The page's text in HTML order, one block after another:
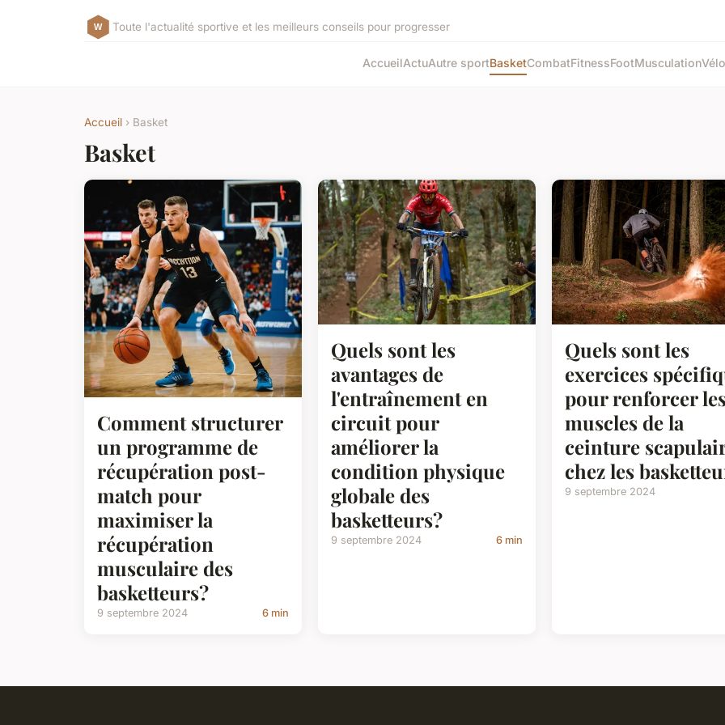
Toute l'actualité sportive et les meilleurs conseils pour progresser
AccueilActuAutre sportBasketCombatFitnessFootMusculationVélo
Accueil › Basket
Basket
Comment structurer
un programme de
récupération post-
match pour
maximiser la
récupération
musculaire des
basketteurs?
9 septembre 2024 6 min
Quels sont les
avantages de
l'entraînement en
circuit pour
améliorer la
condition physique
globale des
basketteurs?
9 septembre 2024 6 min
Quels sont les
exercices
pour renforcer
muscles de la
ceinture
chez les
9 septembre 2024